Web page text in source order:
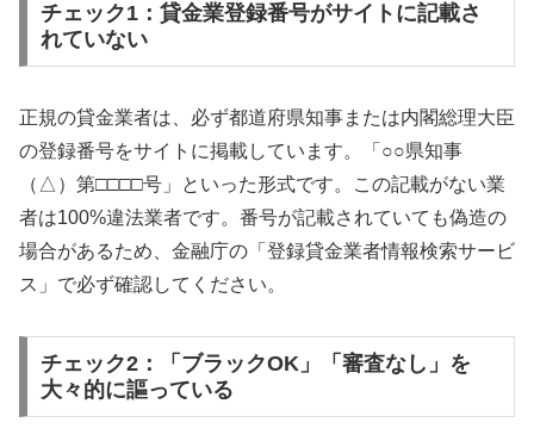
チェック1：貸金業登録番号がサイトに記載さ
れていない
正規の貸金業者は、必ず都道府県知事または内閣総理大臣
の登録番号をサイトに掲載しています。「○○県知事
（△）第□□□□号」といった形式です。この記載がない業
者は100%違法業者です。番号が記載されていても偽造の
場合があるため、金融庁の「登録貸金業者情報検索サービ
ス」で必ず確認してください。
チェック2：「ブラックOK」「審査なし」を
大々的に謳っている